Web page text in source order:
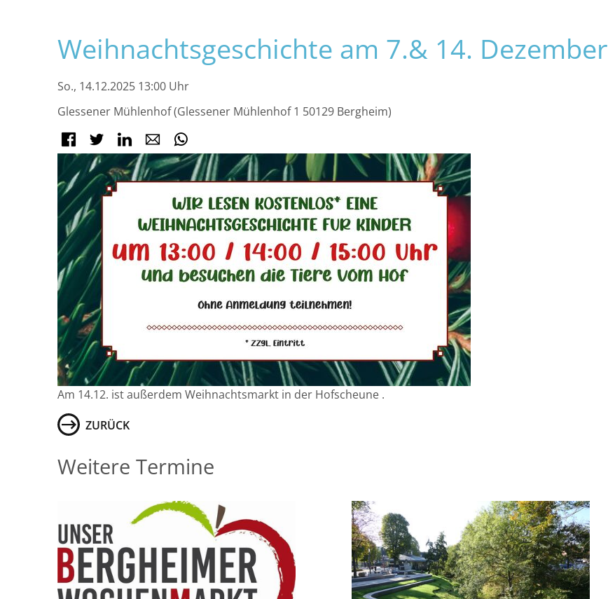
überspringen
ERLEBEN ENTDECKEN
Weihnachtsgeschichte am 7.& 14. Dezember
So., 14.12.2025 13:00 Uhr
Glessener Mühlenhof (Glessener Mühlenhof 1 50129 Bergheim)
Facebook
Twitter LinkedInE-mail
Am 14.12. ist außerdem Weihnachtsmarkt in der Hofscheune .
ZURÜCK
Weitere Termine